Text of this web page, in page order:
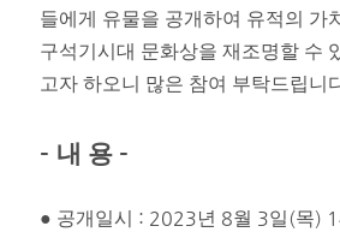
들에게 유물을 공개하여 유적의 가
구석기시대 문화상을 재조명할 수
고자 하오니 많은 참여 부탁드립니
- 내 용 -
● 공개일시 : 2023년 8월 3일 (목)